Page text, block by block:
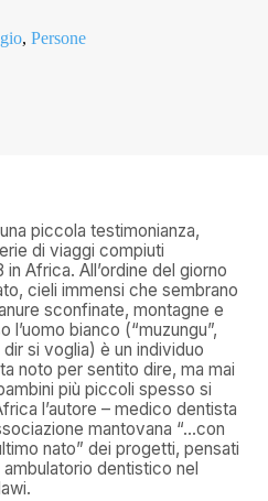
, Persone
piccola testimonianza,
di viaggi compiuti
in Africa. All’ordine del giorno
cieli immensi che sembrano
sconfinate, montagne e
bianco (“muzungu”,
dir si voglia) è un individuo
noto per sentito dire, ma mai
più piccoli spesso si
l’autore – medico dentista
mantovana “…con
nato” dei progetti, pensati
dentistico nel